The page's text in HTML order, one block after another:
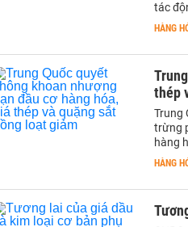
tác
HÀNG
thép
Trung
trừng
hàng
HÀNG